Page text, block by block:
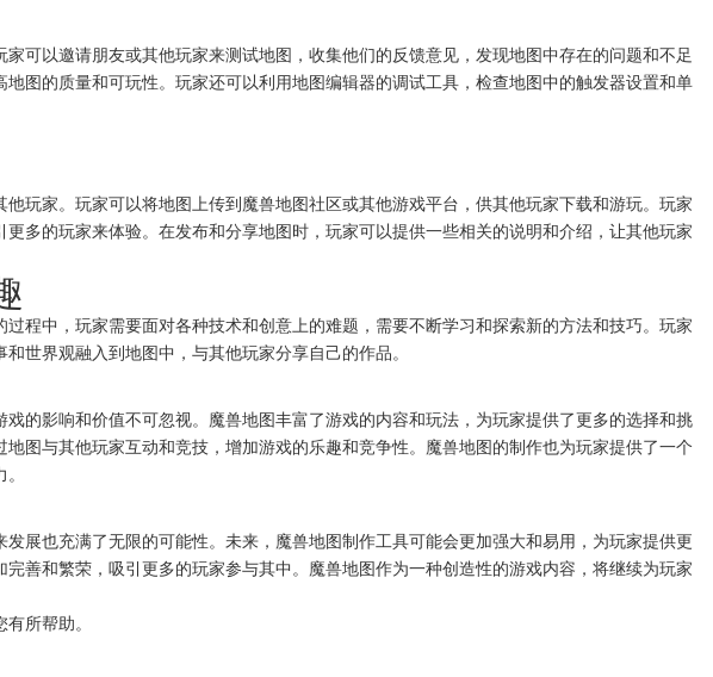
可以邀请朋友或其他玩家来测试地图，收集他们的反馈意见，发现地图中存在的问题和不足
图的质量和可玩性。玩家还可以利用地图编辑器的调试工具，检查地图中的触发器设置和单
玩家。玩家可以将地图上传到魔兽地图社区或其他游戏平台，供其他玩家下载和游玩。玩家
多的玩家来体验。在发布和分享地图时，玩家可以提供一些相关的说明和介绍，让其他玩家
程中，玩家需要面对各种技术和创意上的难题，需要不断学习和探索新的方法和技巧。玩家
世界观融入到地图中，与其他玩家分享自己的作品。
的影响和价值不可忽视。魔兽地图丰富了游戏的内容和玩法，为玩家提供了更多的选择和挑
图与其他玩家互动和竞技，增加游戏的乐趣和竞争性。魔兽地图的制作也为玩家提供了一个
展也充满了无限的可能性。未来，魔兽地图制作工具可能会更加强大和易用，为玩家提供更
善和繁荣，吸引更多的玩家参与其中。魔兽地图作为一种创造性的游戏内容，将继续为玩家
所帮助。